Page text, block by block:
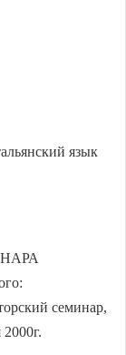
язык
семинар,